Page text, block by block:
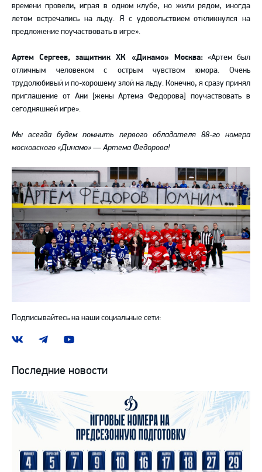
времени провели, играя в одном клубе, но жили рядом, иногда
летом встречались на льду. Я с удовольствием откликнулся на
предложение поучаствовать в игре».
Артем Сергеев, защитник ХК «Динамо» Москва:«Артем был
отличным человеком с острым чувством юмора. Очень
трудолюбивый и по-хорошему злой на льду. Конечно, я сразу принял
приглашение от Ани [жены Артема Федорова] поучаствовать в
сегодняшней игре».
Мы всегда будем помнить первого обладателя 88-го номера
московского «Динамо» — Артема Федорова!
Подписывайтесь на наши социальные сети:
Наша
ВКонтакте
Наш
Telegram
Наш
YouTube
Последние новости